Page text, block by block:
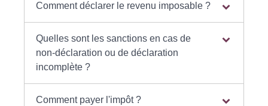
Comment déclarer le revenu imposable ?
Quelles sont les sanctions en cas de
non-déclaration ou de déclaration
incomplète ?
Comment payer l'impôt ?